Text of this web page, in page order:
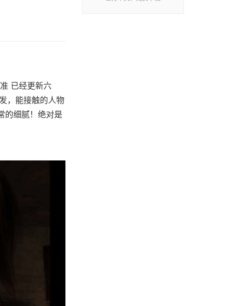
已经更新六
，能接触的人物
的细腻！绝对是